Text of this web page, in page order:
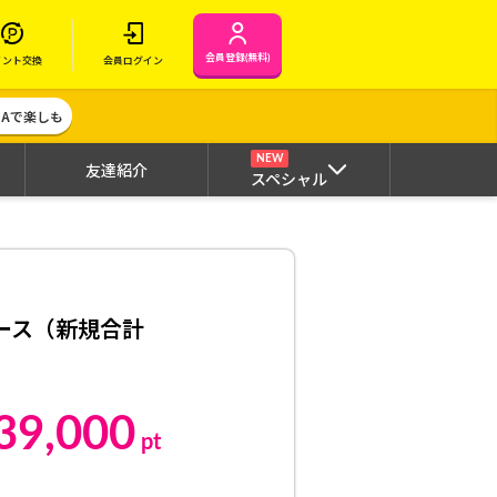
ント交換 会員ログイン 会員登録(無料)
で楽しも
友達紹介
NEW
スペシャル
ス（新規合計
pt